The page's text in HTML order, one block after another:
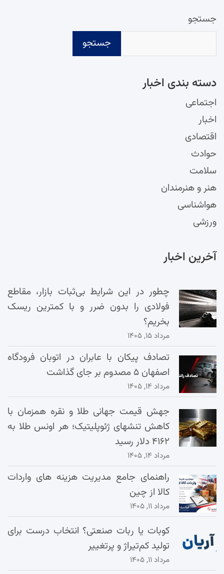
جستجو
جستجو
دسته‌ بندی اخبار
اجتماعی
اخبار
اقتصادی
حوادث
سلامت
هنر و هنرمندان
هواشناسی
ورزشی
آخرین اخبار
چطور در این شرایط بی‌ثبات بازار، مقاطع
فولادی را بدون ضرر و با کمترین ریسک
بخریم؟
مرداد ۱۵, ۱۴۰۵
تصادف پیکان با عابران در اتوبان فرودگاه
اصفهان ۵ مصدوم بر جای گذاشت
مرداد ۱۴, ۱۴۰۵
جهش قیمت جهانی طلا و نقره همزمان با
کاهش تنشهای ژئوپلیتیک؛ هر اونس طلا به
۴۱۶۲ دلار رسید
مرداد ۱۴, ۱۴۰۵
راهنمای جامع مدیریت هزینه‌ های واردات
کالا از چین
مرداد ۱۱, ۱۴۰۵
کوبات یا ربات صنعتی؟ انتخاب درست برای
تولید کم‌تیراژ و پرتغییر
مرداد ۱۱, ۱۴۰۵